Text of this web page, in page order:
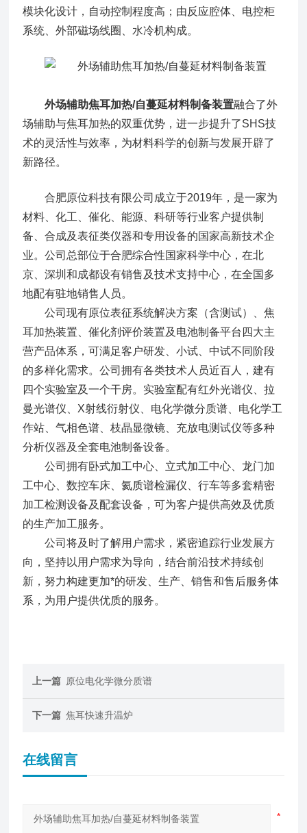
模块化设计，自动控制程度高；由反应腔体、电控柜
系统、外部磁场线圈、水冷机构成。
外场辅助焦耳加热/自蔓延材料制备装置融合了外
场辅助与焦耳加热的双重优势，进一步提升了SHS技
术的灵活性与效率，为材料科学的创新与发展开辟了
新路径。
合肥原位科技有限公司成立于2019年，是一家为
材料、化工、催化、能源、科研等行业客户提供制
备、合成及表征类仪器和专用设备的国家高新技术企
业。公司总部位于合肥综合性国家科学中心，在北
京、深圳和成都设有销售及技术支持中心，在全国多
地配有驻地销售人员。
公司现有原位表征系统解决方案（含测试）、焦
耳加热装置、催化剂评价装置及电池制备平台四大主
营产品体系，可满足客户研发、小试、中试不同阶段
的多样化需求。公司拥有各类技术人员近百人，建有
四个实验室及一个干房。实验室配有红外光谱仪、拉
曼光谱仪、X射线衍射仪、电化学微分质谱、电化学工
作站、气相色谱、枝晶显微镜、充放电测试仪等多种
分析仪器及全套电池制备设备。
公司拥有卧式加工中心、立式加工中心、龙门加
工中心、数控车床、氦质谱检漏仪、行车等多套精密
加工检测设备及配套设备，可为客户提供高效及优质
的生产加工服务。
公司将及时了解用户需求，紧密追踪行业发展方
向，坚持以用户需求为导向，结合前沿技术持续创
新，努力构建更加*的研发、生产、销售和售后服务体
系，为用户提供优质的服务。
上一篇 原位电化学微分质谱
下一篇 焦耳快速升温炉
在线留言